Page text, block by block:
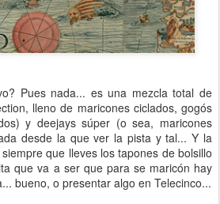
Pues nada... es una mezcla total de
lleno de maricones ciclados, gogós
y deejays súper (o sea, maricones
desde la que ver la pista y tal... Y la
que lleves los tapones de bolsillo
que va a ser que para se maricón hay
bueno, o presentar algo en Telecinco...